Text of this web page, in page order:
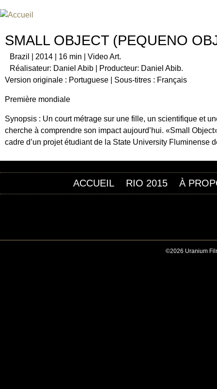
SMALL OBJECT (PEQUENO
Brazil | 2014 | 16 min | Video Art.
Réalisateur: Daniel Abib | Producteur: Daniel Abib.
Version originale : Portuguese | Sous-titres : Français
Première mondiale
Synopsis : Un court métrage sur une fille, un scientifique et
cherche à comprendre son impact aujourd’hui. «Small
cadre d’un projet étudiant de la State University Fluminense
ACCUEIL RIO 2015 À
©2026 Uranium